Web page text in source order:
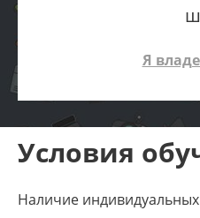
Я
Условия
Наличие